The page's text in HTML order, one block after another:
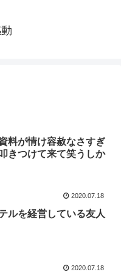
料が情け容赦なさすぎ
きつけて来て笑うしか
2020.07.18
ルを経営している友人
2020.07.18